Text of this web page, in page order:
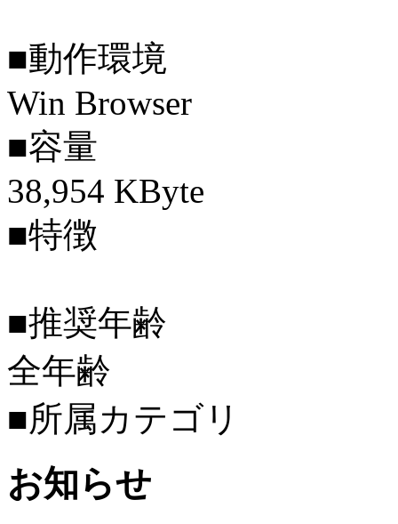
■動作環境
Win Browser
■容量
38,954 KByte
■特徴
■推奨年齢
全年齢
■所属カテゴリ
お知らせ